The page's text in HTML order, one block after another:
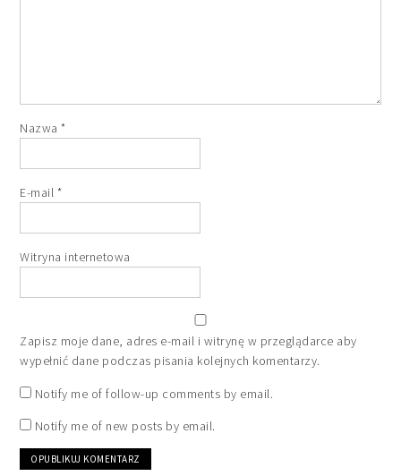
Nazwa*
E-mail *
Witryna internetowa
Zapisz moje dane, adres e-mail i witrynę w przeglądarce aby
wypełnić dane podczas pisania kolejnych komentarzy.
Notify me of follow-up comments by email.
Notify me of new posts by email.